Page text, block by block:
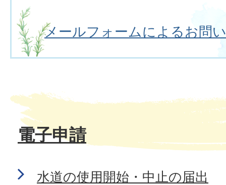
メールフォームによるお問
電子申請
水道の使用開始・中止の届出